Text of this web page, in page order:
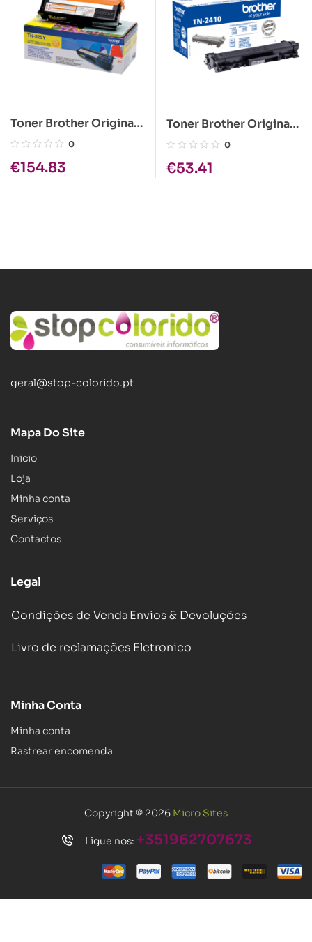
Toner Brother Original
TN-325Y Amarelo
0
€154.83
Toner Brother Original
TN-2410
0
€53.41
geral@stop-colorido.pt
Mapa Do Site
Inicio
Loja
Minha conta
Serviços
Contactos
Legal
Condições de VendaEnvios & Devoluções
Livro de reclamações Eletronico
Minha Conta
Minha conta
Rastrear encomenda
Copyright © 2026 Micro Sites
Ligue nos: +351962707673